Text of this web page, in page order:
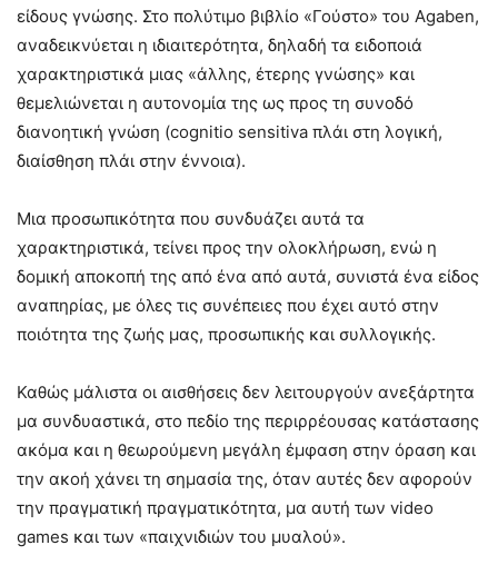
είδους γνώσης. Στο πολύτιμο βιβλίο «Γούστο» του Agaben,
αναδεικνύεται η ιδιαιτερότητα, δηλαδή τα ειδοποιά
χαρακτηριστικά μιας «άλλης, έτερης γνώσης» και
θεμελιώνεται η αυτονομία της ως προς τη συνοδό
διανοητική γνώση (cognitio sensitiva πλάι στη λογική,
διαίσθηση πλάι στην έννοια).
Μια προσωπικότητα που συνδυάζει αυτά τα
χαρακτηριστικά, τείνει προς την ολοκλήρωση, ενώ η
δομική αποκοπή της από ένα από αυτά, συνιστά ένα είδος
αναπηρίας, με όλες τις συνέπειες που έχει αυτό στην
ποιότητα της ζωής μας, προσωπικής και συλλογικής.
Καθώς μάλιστα οι αισθήσεις δεν λειτουργούν ανεξάρτητα
μα συνδυαστικά, στο πεδίο της περιρρέουσας κατάστασης
ακόμα και η θεωρούμενη μεγάλη έμφαση στην όραση και
την ακοή χάνει τη σημασία της, όταν αυτές δεν αφορούν
την πραγματική πραγματικότητα, μα αυτή των video
games και των «παιχνιδιών του μυαλού».